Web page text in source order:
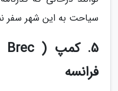
سیاحت به این شهر سفر
فرانسه